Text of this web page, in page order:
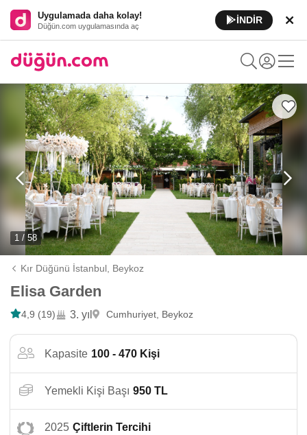
Uygulamada daha kolay!
Düğün.com uygulamasında aç
İNDİR
1 / 58
Kır Düğünü İstanbul, Beykoz
Elisa Garden
4,9 (19) 3. yıl Cumhuriyet, Beykoz
Kapasite 100 - 470 Kişi
Yemekli Kişi Başı 950 TL
2025 Çiftlerin Tercihi